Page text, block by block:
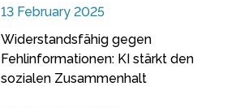
13 February 2025
Widerstandsfähig gegen
Fehlinformationen: KI stärkt den
sozialen Zusammenhalt